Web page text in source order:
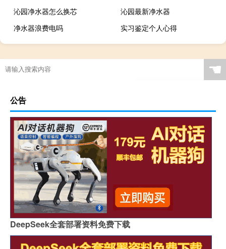
沁园净水器怎么换芯
沁园最新净水器
净水器浪费电吗
实习鉴定个人心得
☚
公告
DeepSeek全套部署资料免费下载